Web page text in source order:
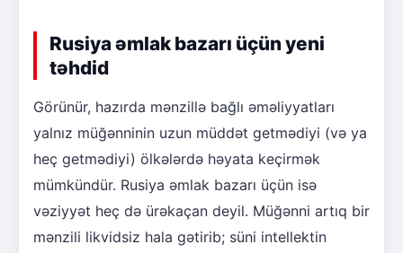
Rusiya əmlak bazarı üçün yeni
təhdid
Görünür, hazırda mənzillə bağlı əməliyyatları
yalnız müğənninin uzun müddət getmədiyi (və ya
heç getmədiyi) ölkələrdə həyata keçirmək
mümkündür. Rusiya əmlak bazarı üçün isə
vəziyyət heç də ürəkaçan deyil. Müğənni artıq bir
mənzili likvidsiz hala gətirib; süni intellektin